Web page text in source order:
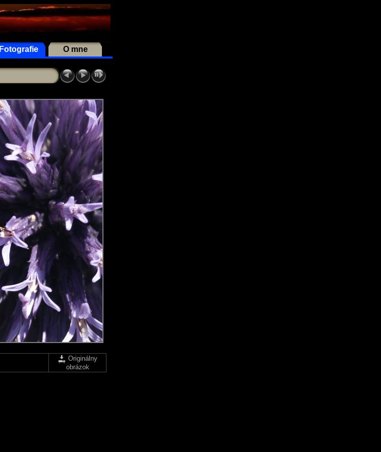
Fotografie O mne
Originálny
obrázok